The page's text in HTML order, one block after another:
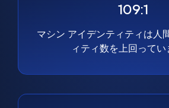
109:1
マシン アイデンティティは人
ィティ数を上回ってい